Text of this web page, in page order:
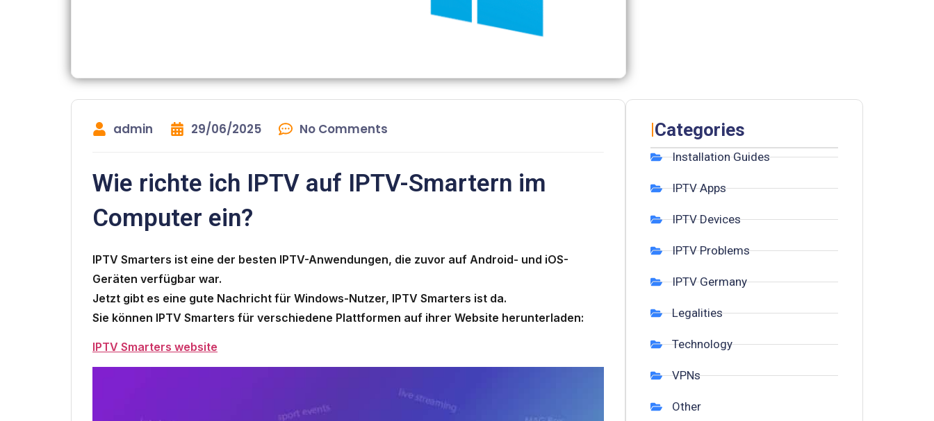
admin 29/06/2025 No Comments
Wie richte ich IPTV auf IPTV-Smartern im
Computer ein?
IPTV Smarters ist eine der besten IPTV-Anwendungen, die zuvor auf Android- und iOS-
Geräten verfügbar war.
Jetzt gibt es eine gute Nachricht für Windows-Nutzer, IPTV Smarters ist da.
Sie können IPTV Smarters für verschiedene Plattformen auf ihrer Website herunterladen:
IPTV Smarters website
|Categories
Installation Guides
IPTV Apps
IPTV Devices
IPTV Problems
IPTV Germany
Legalities
Technology
VPNs
Other